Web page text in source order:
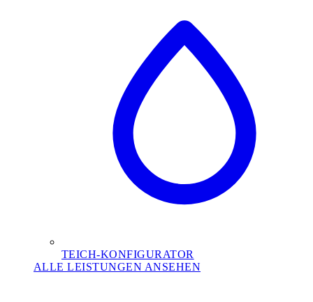
TEICH-KONFIGURATOR
ALLE LEISTUNGEN ANSEHEN